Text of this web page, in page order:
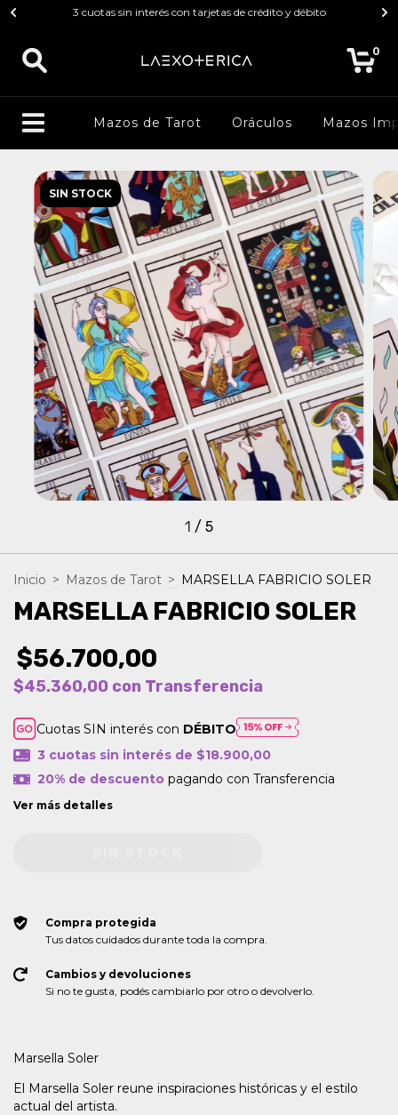
3 cuotas sin interés con tarjetas de crédito y débito
0
Mazos de Tarot Oráculos Mazos
SIN STOCK
1 / 5
Inicio > Mazos de Tarot > MARSELLA FABRICIO SOLER
MARSELLA FABRICIO SOLER
$56.700,00
$45.360,00 con Transferencia
Cuotas SIN interés con DÉBITO
3 cuotas sin interés de $18.900,00
20% de descuentopagando con Transferencia
Ver más detalles
Compra protegida
Tus datos cuidados durante toda la compra.
Cambios y devoluciones
Si no te gusta, podés cambiarlo por otro o devolverlo.
Marsella Soler
El Marsella Soler reune inspiraciones históricas y el estilo
actual del artista.